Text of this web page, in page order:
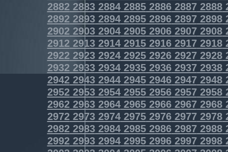
2882288328842885288628872888
2892289328942895289628972898
2902290329042905290629072908
2912291329142915291629172918
2922292329242925292629272928
2932293329342935293629372938
2942294329442945294629472948
2952295329542955295629572958
2962296329642965296629672968
2972297329742975297629772978
2982298329842985298629872988
2992299329942995299629972998